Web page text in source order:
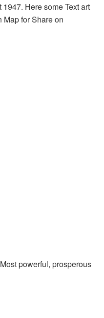
Here some Text art
for Share on
powerful, prosperous